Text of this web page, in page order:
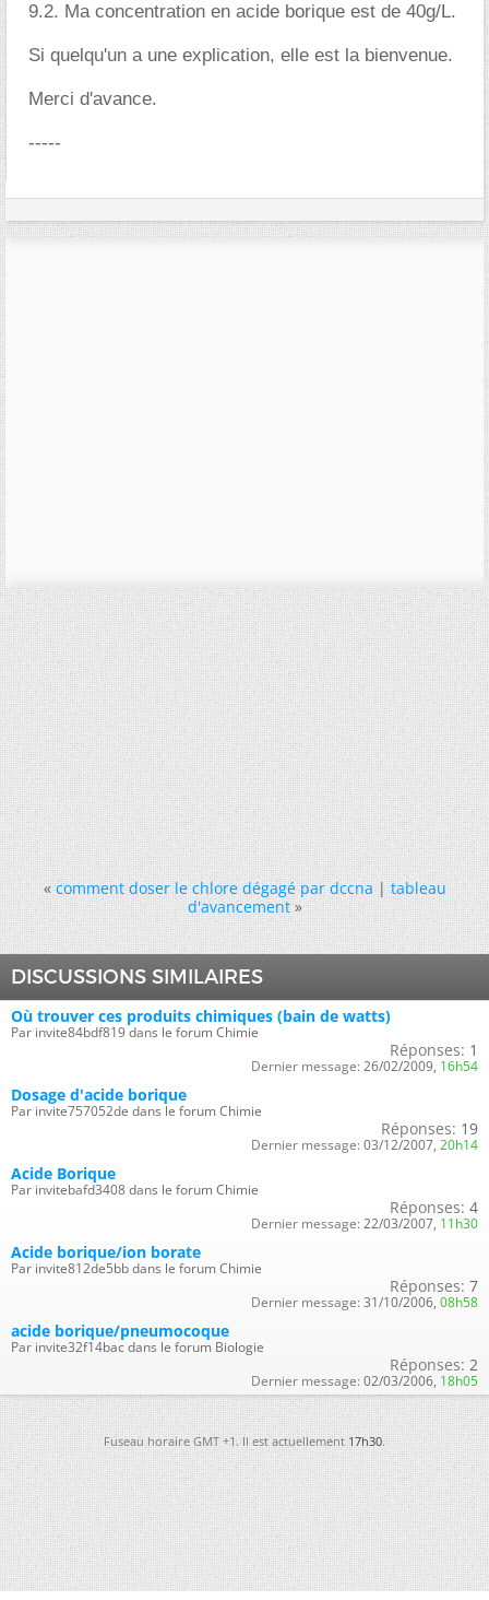
9.2. Ma concentration en acide borique est de 40g/L.
Si quelqu'un a une explication, elle est la bienvenue.
Merci d'avance.
-----
« comment doser le chlore dégagé par dccna|tableau
d'avancement »
DISCUSSIONS SIMILAIRES
Où trouver ces produits chimiques (bain de watts)
Par invite84bdf819 dans le forum Chimie
Réponses: 1
Dernier message: 26/02/2009, 16h54
Dosage d'acide borique
Par invite757052de dans le forum Chimie
Réponses: 19
Dernier message: 03/12/2007, 20h14
Acide Borique
Par invitebafd3408 dans le forum Chimie
Réponses: 4
Dernier message: 22/03/2007, 11h30
Acide borique/ion borate
Par invite812de5bb dans le forum Chimie
Réponses: 7
Dernier message: 31/10/2006, 08h58
acide borique/pneumocoque
Par invite32f14bac dans le forum Biologie
Réponses: 2
Dernier message: 02/03/2006, 18h05
Fuseau horaire GMT +1. Il est actuellement17h30.